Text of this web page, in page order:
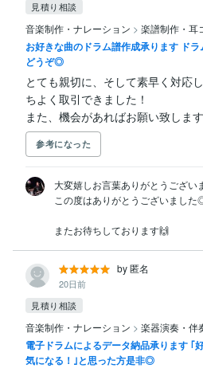
見積り相談
音楽制作・ナレーション > 楽譜制作・耳
お好きな曲のドラム譜作成承ります ド
どうぞ◎
とても親切に、そして素早く対応
ちよく取引できました！
また、機会があればお願い致します
参考になった
大変嬉しお言葉ありがとうござい
この度はありがとうございまし
またお待ちしております🙌
by 匿名
20日前
見積り相談
音楽制作・ナレーション > 楽器演奏・伴
電子ドラムによるデータ納品承ります ｢
気になる！｣と思った方是非◎